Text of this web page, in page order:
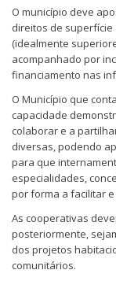
O município deve
direitos de
(idealmente
acompanhado por
financiamento nas
O Município que
capacidade
colaborar e a
diversas, podendo
para que
especialidades,
por forma a facilitar
As cooperativas
posteriormente,
dos projetos
comunitários.